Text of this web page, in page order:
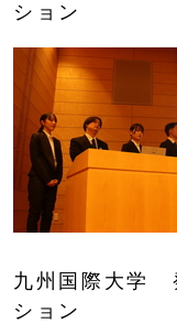
ション
九州国際大学
ション